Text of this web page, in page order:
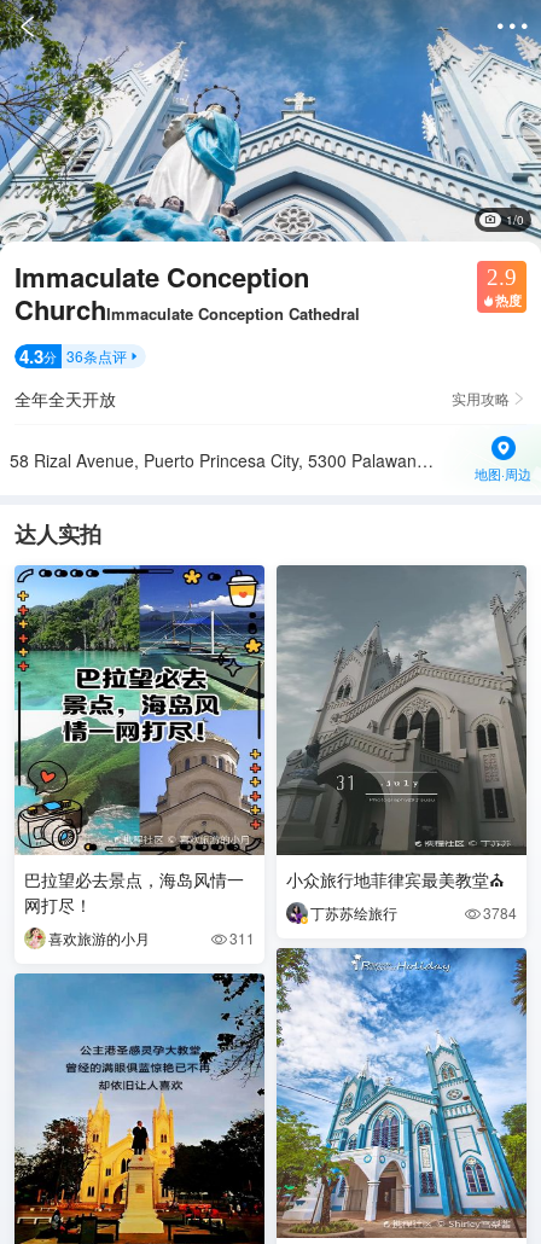
 
1/0
Immaculate Conception
ChurchImmaculate Conception Cathedral
2.9
 热度
4.3分 36条点评 
全年全天开放 实用攻略 
58 Rizal Avenue, Puerto Princesa City, 5300 Palawan, 菲律宾
地图·周边
达人实拍
巴拉望必去景点，海岛风情一
网打尽！
喜欢旅游的小月 311
小众旅行地菲律宾最美教堂⛪️
丁苏苏绘旅行 3784